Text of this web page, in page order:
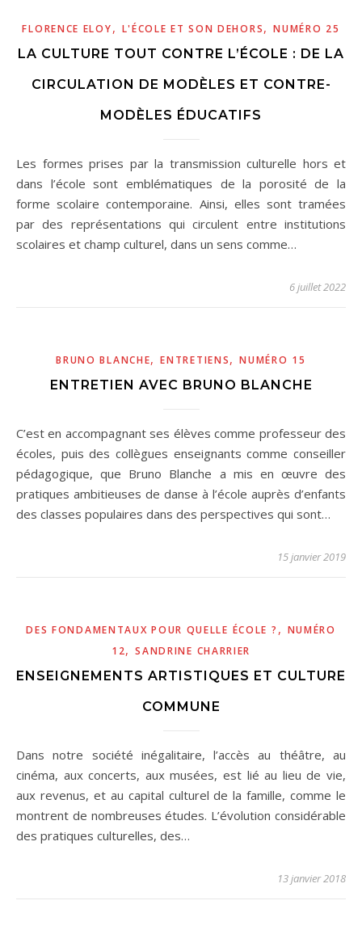
FLORENCE ELOY, L'ÉCOLE ET SON DEHORS,NUMÉRO 25
LA CULTURE TOUT CONTRE L’ÉCOLE : DE LA
CIRCULATION DE MODÈLES ET CONTRE-
MODÈLES ÉDUCATIFS
Les formes prises par la transmission culturelle hors et
dans l’école sont emblématiques de la porosité de la
forme scolaire contemporaine. Ainsi, elles sont tramées
par des représentations qui circulent entre institutions
scolaires et champ culturel, dans un sens comme…
6 juillet 2022
BRUNO BLANCHE,ENTRETIENS,NUMÉRO 15
ENTRETIEN AVEC BRUNO BLANCHE
C’est en accompagnant ses élèves comme professeur des
écoles, puis des collègues enseignants comme conseiller
pédagogique, que Bruno Blanche a mis en œuvre des
pratiques ambitieuses de danse à l’école auprès d’enfants
des classes populaires dans des perspectives qui sont…
15 janvier 2019
DES FONDAMENTAUX POUR QUELLE ÉCOLE ? , NUMÉRO
12,SANDRINE CHARRIER
ENSEIGNEMENTS ARTISTIQUES ET CULTURE
COMMUNE
Dans notre société inégalitaire, l’accès au théâtre, au
cinéma, aux concerts, aux musées, est lié au lieu de vie,
aux revenus, et au capital culturel de la famille, comme le
montrent de nombreuses études. L’évolution considérable
des pratiques culturelles, des…
13 janvier 2018